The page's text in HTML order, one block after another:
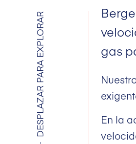
DESPLAZAR PARA EXPLORAR
gas
En la